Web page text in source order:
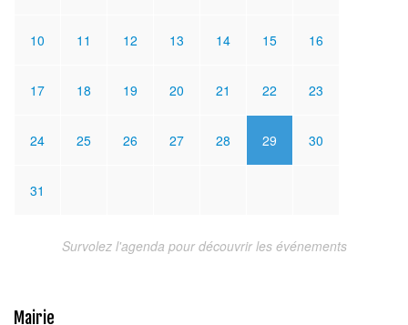
10 11 12 13 14 15 16
17 18 19 20 21 22 23
24 25 26 27 28 29 30
31
Survolez l'agenda pour découvrir les événements
Mairie